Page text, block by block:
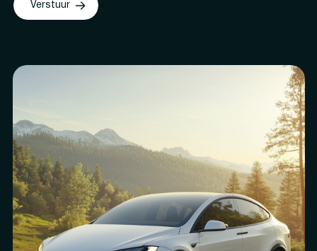
Verstuur